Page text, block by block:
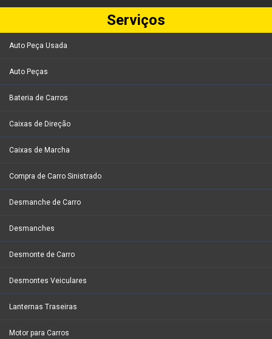
Serviços
Auto Peça Usada
Auto Peças
Bateria de Carros
Caixas de Direção
Caixas de Marcha
Compra de Carro Sinistrado
Desmanche de Carro
Desmanches
Desmonte de Carro
Desmontes Veiculares
Lanternas Traseiras
Motor para Carros